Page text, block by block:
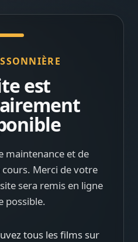
est
maintenance et de
Merci de votre
sera remis en ligne
possible.
tous les films sur